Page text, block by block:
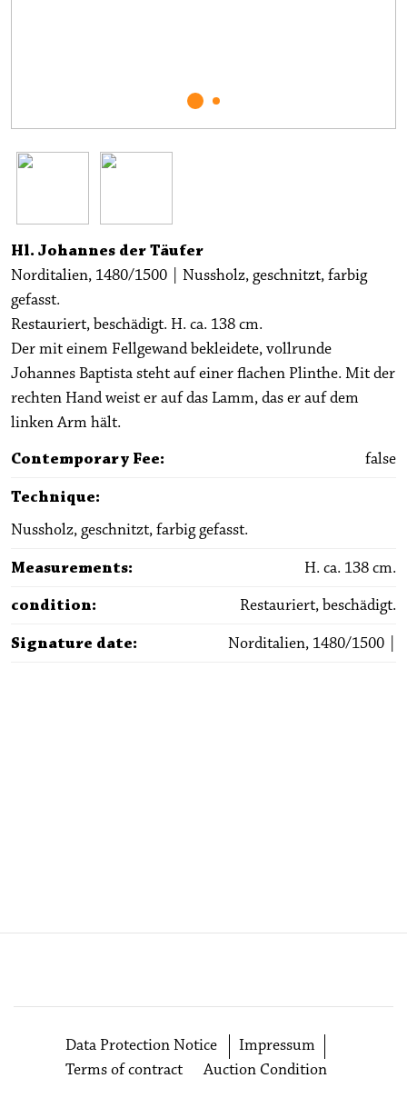
Hl. Johannes der Täufer
Norditalien, 1480/1500 | Nussholz, geschnitzt, farbig
gefasst.
Restauriert, beschädigt. H. ca. 138 cm.
Der mit einem Fellgewand bekleidete, vollrunde
Johannes Baptista steht auf einer flachen Plinthe. Mit der
rechten Hand weist er auf das Lamm, das er auf dem
linken Arm hält.
Contemporary Fee: false
Technique:
Nussholz, geschnitzt, farbig gefasst.
Measurements: H. ca. 138 cm.
condition: Restauriert, beschädigt.
Signature date: Norditalien, 1480/1500 |
Data Protection Notice
Impressum
Terms of contract
Auction Condition